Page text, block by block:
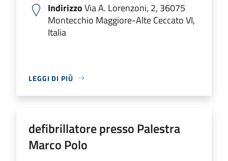
IndirizzoVia A. Lorenzoni, 2, 36075
Montecchio Maggiore-Alte Ceccato VI,
Italia
LEGGI DI PIÙ
defibrillatore presso Palestra
Marco Polo